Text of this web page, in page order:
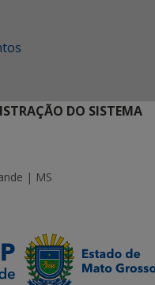
DO SISTEMA
| MS